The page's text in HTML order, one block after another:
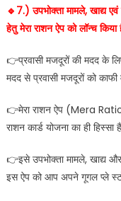
🔹️7.) उपभोक्ता मामले, खाद्य
हेतु मेरा राशन ऐप को लॉन्च किया
👉प्रवासी मजदूरों की मदद के
मदद से प्रवासी मजदूरों को काफी
👉मेरा राशन ऐप (Mera
राशन कार्ड योजना का ही हिस्सा
👉इसे उपभोक्ता मामले, खाद्य और
इस ऐप को आप अपने गूगल प्ले